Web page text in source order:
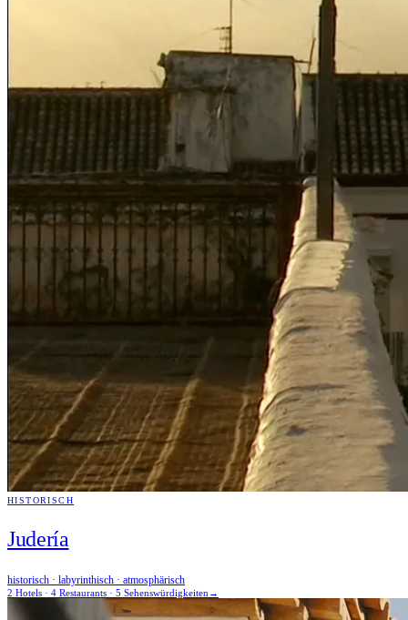
HISTORISCH
Judería
historisch · labyrinthisch · atmosphärisch
2 Hotels · 4 Restaurants · 5 Sehenswürdigkeiten →